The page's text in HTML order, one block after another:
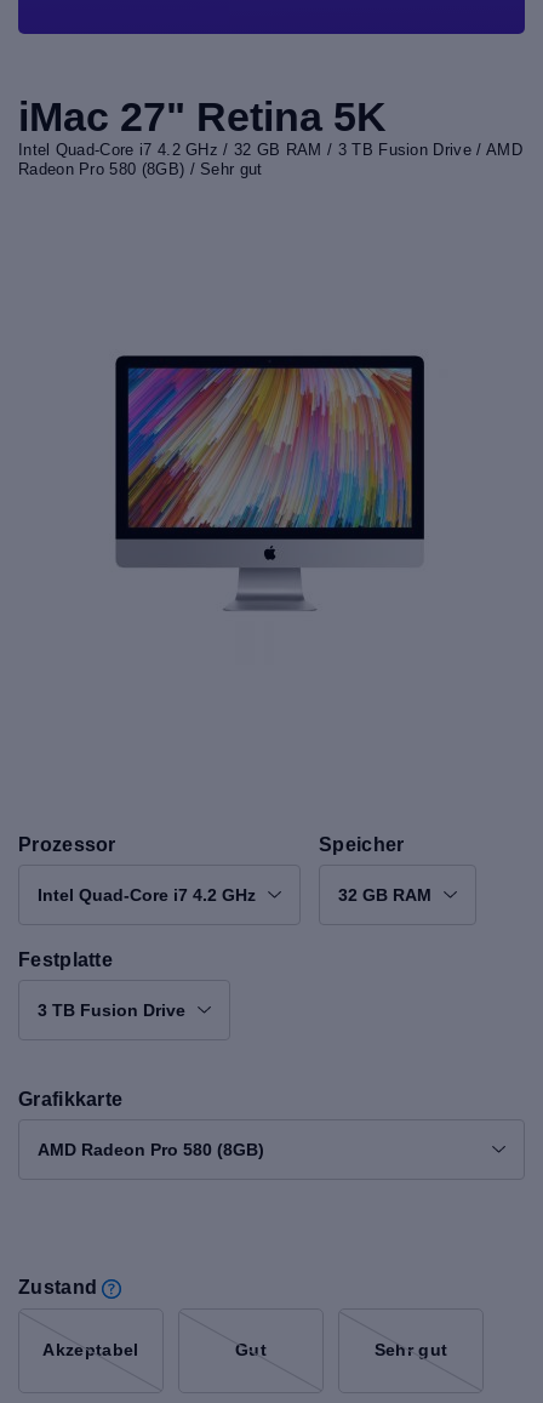
iMac 27" Retina 5K
Intel Quad-Core i7 4.2 GHz / 32 GB RAM / 3 TB Fusion Drive / AMD
Radeon Pro 580 (8GB) / Sehr gut
Prozessor
Intel Quad-Core i7 4.2 GHz
Speicher
32 GB RAM
Festplatte
3 TB Fusion Drive
Grafikkarte
AMD Radeon Pro 580 (8GB)
Zustand
Akzeptabel Gut Sehr gut